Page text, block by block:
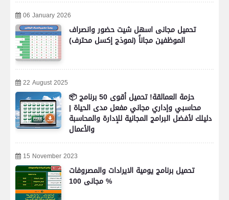
06 January 2026
تحميل مجانى اسهل شيت حضور وانصراف
الموظفين مجاناً (نموذج إكسل محترف)
22 August 2025
📦 حزمة العمالقة! تحميل أقوى 50 برنامج
محاسبي وإداري مجاني مفعل مدى الحياة |
دليلك لأفضل البرامج المجانية للإدارة والمحاسبة
والأعمال
15 November 2023
تحميل برنامج يومية الايرادات والمصروفات
مجانى 100 %